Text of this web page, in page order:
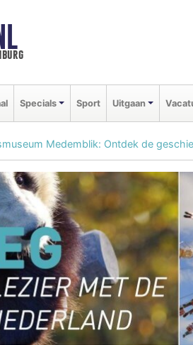
Specials Sport Uitgaan
Medemblik: Ontdek de